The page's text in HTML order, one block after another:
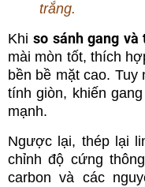
trắng.
Khiso sánh gang và
mài mòn tốt, thích
bền bề mặt cao.
tính giòn, khiến
mạnh.
Ngược lại, thép lại
chỉnh độ cứng
carbon và các